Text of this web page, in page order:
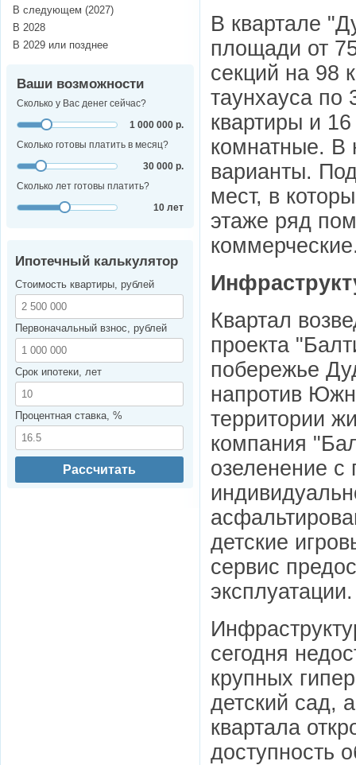
В квартале
площади от
секций на 98
таунхауса по
квартиры и
комнатные. В
варианты.
мест, в
этаже ряд
Квартал
проекта
побережье
напротив
территории
компания
озеленение
детские
сервис
эксплуатации.
сегодня
крупных
детский сад,
квартала
доступность
В следующем (2027)
В 2028
В 2029 или позднее
Ваши возможности
Сколько у Вас денег сейчас?
1 000 000 р.
Сколько готовы платить в месяц?
30 000 р.
Сколько лет готовы платить?
10 лет
Ипотечный калькулятор
Стоимость квартиры, рублей
Первоначальный взнос, рублей
Срок ипотеки, лет
Процентная ставка, %
Рассчитать